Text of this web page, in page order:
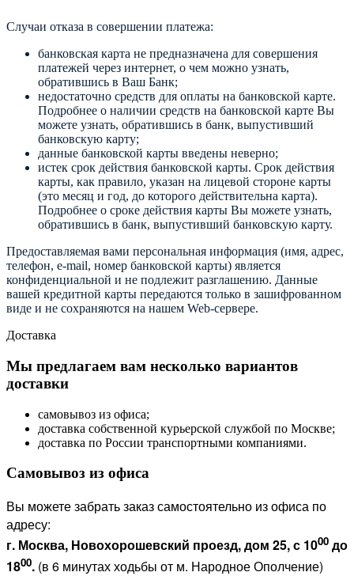
Случаи отказа в совершении платежа:
банковская карта не предназначена для совершения
платежей через интернет, о чем можно узнать,
обратившись в Ваш Банк;
недостаточно средств для оплаты на банковской карте.
Подробнее о наличии средств на банковской карте Вы
можете узнать, обратившись в банк, выпустивший
банковскую карту;
данные банковской карты введены неверно;
истек срок действия банковской карты. Срок действия
карты, как правило, указан на лицевой стороне карты
(это месяц и год, до которого действительна карта).
Подробнее о сроке действия карты Вы можете узнать,
обратившись в банк, выпустивший банковскую карту.
Предоставляемая вами персональная информация (имя, адрес,
телефон, e-mail, номер банковской карты) является
конфиденциальной и не подлежит разглашению. Данные
вашей кредитной карты передаются только в зашифрованном
виде и не сохраняются на нашем Web-сервере.
Доставка
Мы предлагаем вам несколько вариантов
доставки
самовывоз из офиса;
доставка собственной курьерской службой по Москве;
доставка по России транспортными компаниями.
Самовывоз из офиса
Вы можете забрать заказ самостоятельно из офиса по
адресу:
г. Москва, Новохорошевский проезд, дом 25, с 1000 до
1800. (в 6 минутах ходьбы от м. Народное Ополчение)